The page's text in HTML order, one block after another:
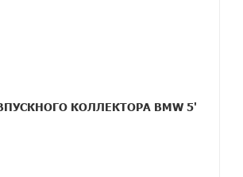
КОЛЛЕКТОРА BMW 5'